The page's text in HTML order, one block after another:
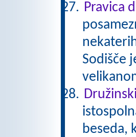
Pravica
Sodišče
beseda,